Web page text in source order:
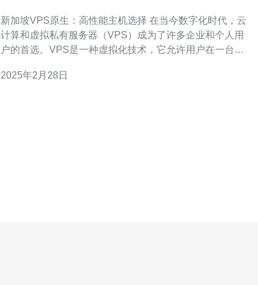
新加坡VPS原生：高性能主机选择 在当今数字化时代，云
计算和虚拟私有服务器（VPS）成为了许多企业和个人用
户的首选。VPS是一种虚拟化技术，它允许用户在一台物
机时，性能和可靠性是最重要的因素之一。 新加坡作为亚
2025年2月28日